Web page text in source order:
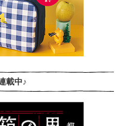
載中♪